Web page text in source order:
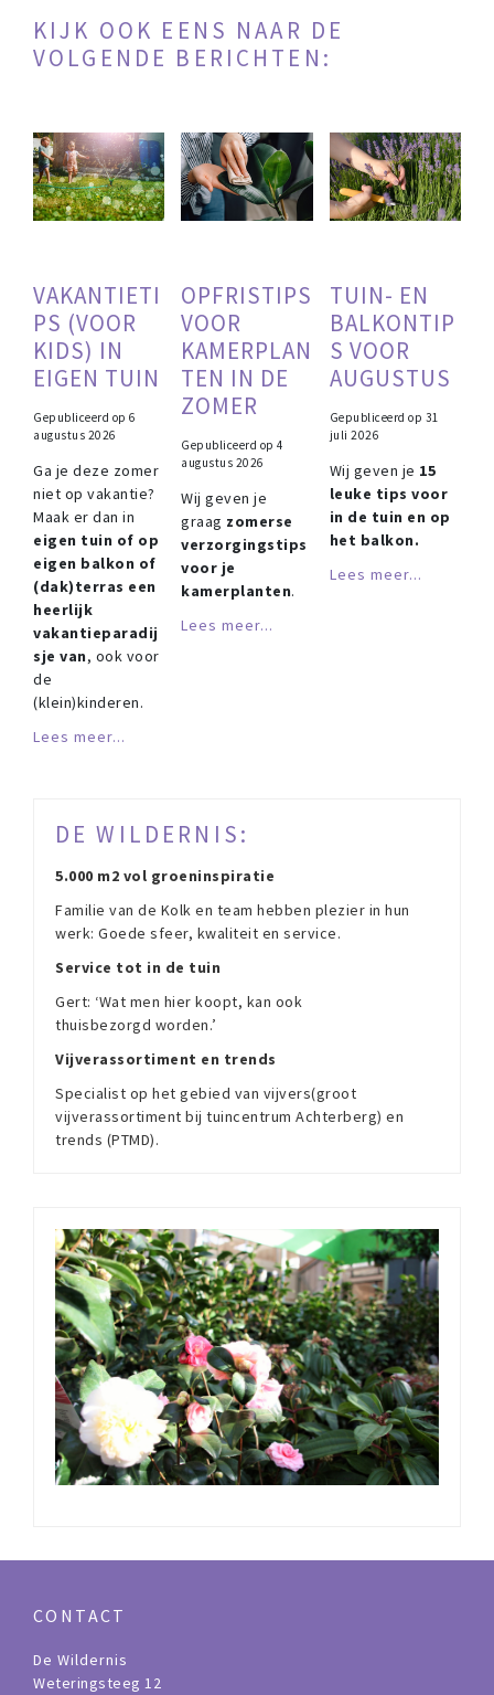
KIJK OOK EENS NAAR DE
VOLGENDE BERICHTEN:
VAKANTIETI
PS (VOOR
KIDS) IN
EIGEN TUIN
Gepubliceerd op 6
augustus 2026
Ga je deze zomer
niet op vakantie?
Maak er dan in
eigen tuin of op
eigen balkon of
(dak)terras een
heerlijk
vakantieparadij
sje van, ook voor
de
(klein)kinderen.
Lees meer...
OPFRISTIPS
VOOR
KAMERPLAN
TEN IN DE
ZOMER
Gepubliceerd op4
augustus 2026
Wij geven je
graag zomerse
verzorgingstips
voor je
kamerplanten.
Lees meer...
TUIN- EN
BALKONTIP
S VOOR
AUGUSTUS
Gepubliceerd op 31
juli 2026
Wij geven je 15
leuke tips voor
in de tuin en op
het balkon.
Lees meer...
DE WILDERNIS:
5.000 m2 vol groeninspiratie
Familie van de Kolk en team hebben plezier in hun
werk: Goede sfeer, kwaliteit en service.
Service tot in de tuin
Gert: ‘Wat men hier koopt, kan ook
thuisbezorgd worden.’
Vijverassortiment en trends
Specialist op het gebied van vijvers(groot
vijverassortiment bij tuincentrum Achterberg) en
trends (PTMD).
CONTACT
De Wildernis
Weteringsteeg 12